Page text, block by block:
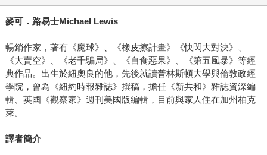
麥可．路易士Michael Lewis
暢銷作家，著有《魔球》、《橡皮擦計畫》《快閃大對決》、
《大賣空》、《老千騙局》、《自食惡果》、《第五風暴》等經
典作品。出生於紐奧良的他，先後就讀普林斯頓大學與倫敦政經
學院，曾為《紐約時報雜誌》撰稿，擔任《新共和》雜誌資深編
輯、英國《觀察家》週刊美國版編輯，目前與家人住在加州柏克
萊。
譯者簡介